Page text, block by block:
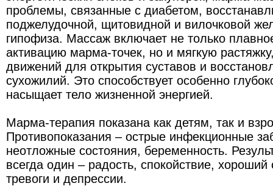
проблемы, связанные с диабетом,
поджелудочной, щитовидной и вилочковой
гипофиза. Массаж включает не только
активацию марма-точек, но и мягкую
движений для открытия суставов и
сухожилий. Это способствует особенно
насыщает тело жизненной энергией.
Марма-терапия показана как детям, так и
Противопоказания – острые инфекционные
неотложные состояния, беременность.
всегда один – радость, спокойствие, хороший
тревоги и депрессии.